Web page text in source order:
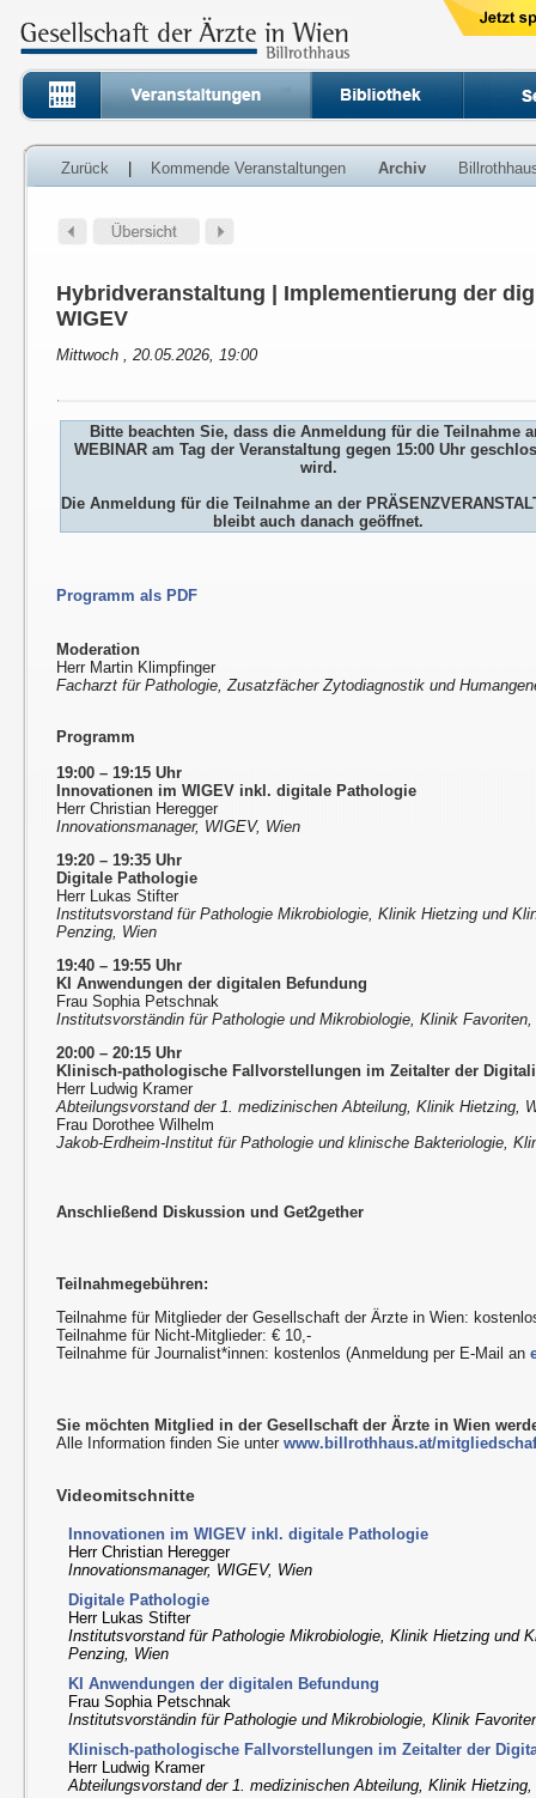
Zurück Kommende Veranstaltungen Archiv
Hybridveranstaltung | Implementierung der
WIGEV
Mittwoch , 20.05.2026, 19:00
Bitte beachten Sie, dass die Anmeldung für die Teilnahme
WEBINAR am Tag der Veranstaltung gegen 15:00 Uhr
wird.
Die Anmeldung für die Teilnahme an der
bleibt auch danach geöffnet.
Programm als PDF
Moderation
Herr Martin Klimpfinger
Facharzt für Pathologie, Zusatzfächer Zytodiagnostik und
Programm
19:00 – 19:15 Uhr
Innovationen im WIGEV inkl. digitale Pathologie
Herr Christian Heregger
Innovationsmanager, WIGEV, Wien
19:20 – 19:35 Uhr
Digitale Pathologie
Herr Lukas Stifter
Institutsvorstand für Pathologie Mikrobiologie, Klinik Hietzing und
Penzing, Wien
19:40 – 19:55 Uhr
KI Anwendungen der digitalen Befundung
Frau Sophia Petschnak
Institutsvorständin für Pathologie und Mikrobiologie, Klinik Favoriten,
20:00 – 20:15 Uhr
Klinisch-pathologische Fallvorstellungen im Zeitalter der
Herr Ludwig Kramer
Abteilungsvorstand der 1. medizinischen Abteilung, Klinik Hietzing,
Frau Dorothee Wilhelm
Jakob-Erdheim-Institut für Pathologie und klinische Bakteriologie,
Anschließend Diskussion und Get2gether
Teilnahmegebühren:
Teilnahme für Mitglieder der Gesellschaft der Ärzte in Wien:
Teilnahme für Nicht-Mitglieder: € 10,-
Teilnahme für Journalist*innen: kostenlos (Anmeldung per E-Mail an
Sie möchten Mitglied in der Gesellschaft der Ärzte in Wien
Alle Information finden Sie unterwww.billrothhaus.at/
Videomitschnitte
Innovationen im WIGEV inkl. digitale Pathologie
Herr Christian Heregger
Innovationsmanager, WIGEV, Wien
Digitale Pathologie
Herr Lukas Stifter
Institutsvorstand für Pathologie Mikrobiologie, Klinik Hietzing und
Penzing, Wien
KI Anwendungen der digitalen Befundung
Frau Sophia Petschnak
Institutsvorständin für Pathologie und Mikrobiologie, Klinik
Klinisch-pathologische Fallvorstellungen im Zeitalter der
Herr Ludwig Kramer
Abteilungsvorstand der 1. medizinischen Abteilung, Klinik Hietzing,